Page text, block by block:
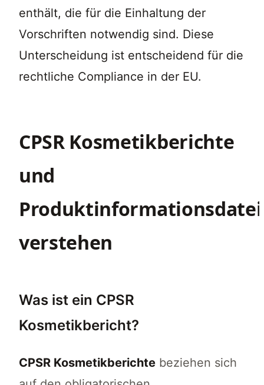
enthält, die für die Einhaltung der
Vorschriften notwendig sind. Diese
Unterscheidung ist entscheidend für die
rechtliche Compliance in der EU.
CPSR Kosmetikberichte
und
verstehen
Was ist ein CPSR
Kosmetikbericht?
CPSR Kosmetikberichte beziehen sich